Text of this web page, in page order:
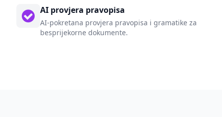
AI provjera pravopisa
AI-pokretana provjera pravopisa i gramatike za
besprijekorne dokumente.